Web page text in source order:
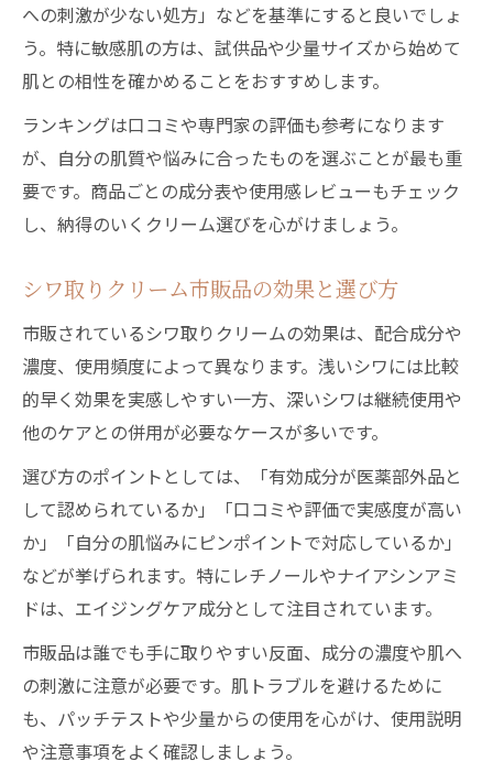
への刺激が少ない処方」などを基準にすると良いでしょ
う。特に敏感肌の方は、試供品や少量サイズから始めて
肌との相性を確かめることをおすすめします。
ランキングは口コミや専門家の評価も参考になります
が、自分の肌質や悩みに合ったものを選ぶことが最も重
要です。商品ごとの成分表や使用感レビューもチェック
し、納得のいくクリーム選びを心がけましょう。
シワ取りクリーム市販品の効果と選び方
市販されているシワ取りクリームの効果は、配合成分や
濃度、使用頻度によって異なります。浅いシワには比較
的早く効果を実感しやすい一方、深いシワは継続使用や
他のケアとの併用が必要なケースが多いです。
選び方のポイントとしては、「有効成分が医薬部外品と
して認められているか」「口コミや評価で実感度が高い
か」「自分の肌悩みにピンポイントで対応しているか」
などが挙げられます。特にレチノールやナイアシンアミ
ドは、エイジングケア成分として注目されています。
市販品は誰でも手に取りやすい反面、成分の濃度や肌へ
の刺激に注意が必要です。肌トラブルを避けるために
も、パッチテストや少量からの使用を心がけ、使用説明
や注意事項をよく確認しましょう。